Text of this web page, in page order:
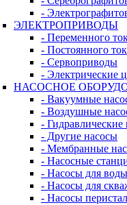
-
ЭЛЕКТРОПРИВОДЫ
- Переменного
- Постоянного
- Сервоприводы
- Электрические
НАСОСНОЕ
- Вакуумные
- Воздушные
- Гидравлические
- Другие насосы
- Мембранные
- Насосные
- Насосы для воды
- Насосы для
- Насосы